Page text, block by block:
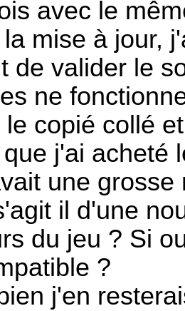
avec le
mise à jour,
de valider le
ne
le copié collé
j'ai acheté
une
il d'une
du jeu ? Si
?
j'en